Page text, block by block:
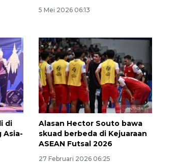
5 Mei 2026 06:13
di
Asia-
Alasan Hector Souto bawa
skuad berbeda di Kejuaraan
ASEAN Futsal 2026
27 Februari 2026 06:25